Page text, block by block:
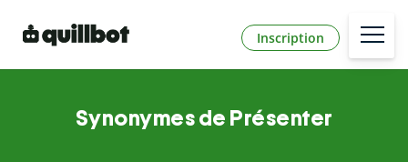
Inscription
Synonymes de Présenter